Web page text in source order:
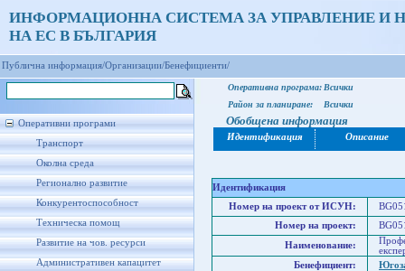
ИНФОРМАЦИОННА СИСТЕМА ЗА УПРАВЛЕНИЕ И
НА ЕС В БЪЛГАРИЯ
Публична информация/Организации/Бенефициенти/
Оперативни програми
Транспорт
Околна среда
Регионално развитие
Конкурентоспособност
Техническа помощ
Развитие на чов. ресурси
Административен капацитет
Оперативна програма: Всички
Район за планиране:
Всички
Обобщена информация
Идентификация Описание
Идентификация
Номер на проект от ИСУН:
Номер на проект:
Наименование:
Бенефициент: